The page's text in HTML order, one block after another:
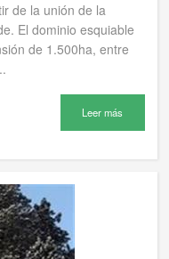
de la unión de la
El dominio esquiable
de 1.500ha, entre
Leer más